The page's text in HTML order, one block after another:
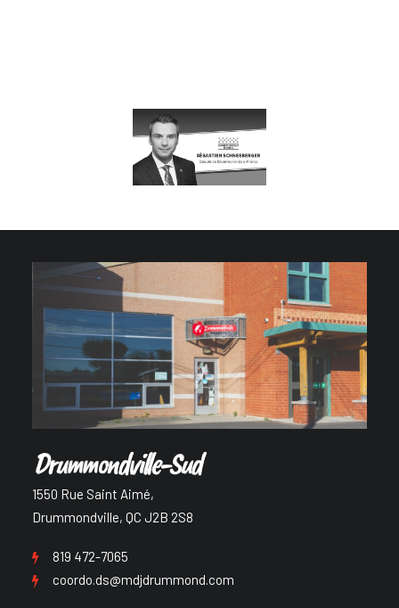
Drummondville-Sud
1550 Rue Saint Aimé,
Drummondville, QC J2B 2S8
819 472-7065
coordo.ds@mdjdrummond.com